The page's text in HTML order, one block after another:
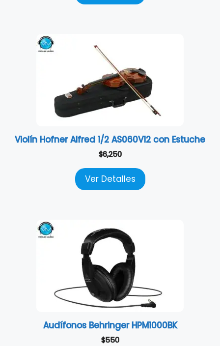
Violín Hofner Alfred 1/2 AS060V12 con Estuche
$6,250
Ver Detalles
Audífonos Behringer HPM1000BK
$550